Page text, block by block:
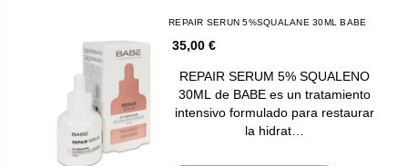
REPAIR SERUN 5%SQUALANE 30ML BABE
35,00 €
REPAIR SERUM 5% SQUALENO
30ML de BABE es un tratamiento
intensivo formulado para restaurar
la hidrat…